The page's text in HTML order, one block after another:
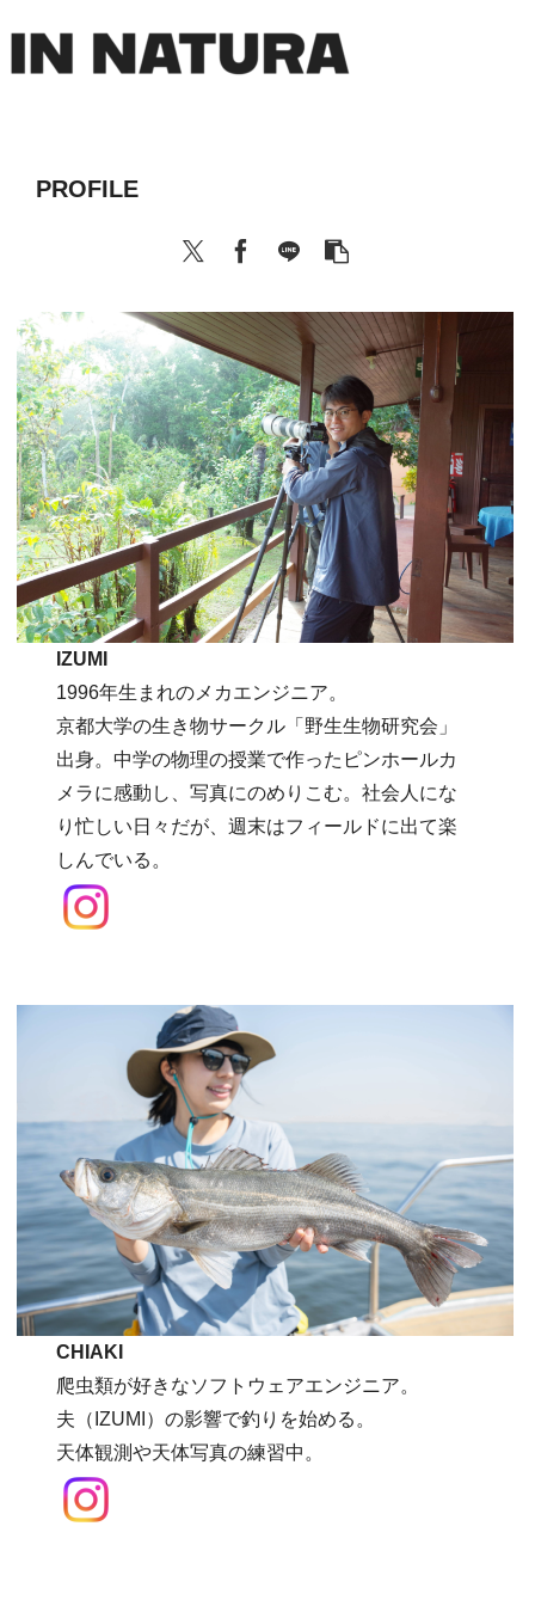
PROFILE
IZUMI
1996年生まれのメカエンジニア。
京都大学の生き物サークル「野生生物研究会」
出身。中学の物理の授業で作ったピンホールカ
メラに感動し、写真にのめりこむ。社会人にな
り忙しい日々だが、週末はフィールドに出て楽
しんでいる。
CHIAKI
爬虫類が好きなソフトウェアエンジニア。
夫（IZUMI）の影響で釣りを始める。
天体観測や天体写真の練習中。